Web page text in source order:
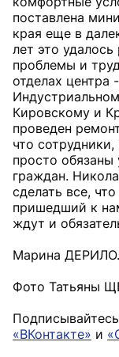
поставлена
края еще в
лет это
проблемы и
отделах
Кировскому и
проведен
что
просто обязаны
граждан.
сделать все,
пришедший к
ждут и
Марина ДЕРИЛО.
Фото Татьяны
«ВКонтакте» и